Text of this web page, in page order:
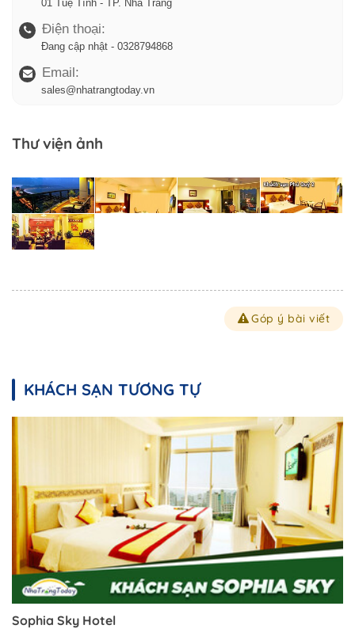
01 Tuệ Tĩnh - TP. Nha Trang
Điện thoại:
Đang cập nhật - 0328794868
Email:
sales@nhatrangtoday.vn
Thư viện ảnh
Góp ý bài viết
KHÁCH SẠN TƯƠNG TỰ
Sophia Sky Hotel